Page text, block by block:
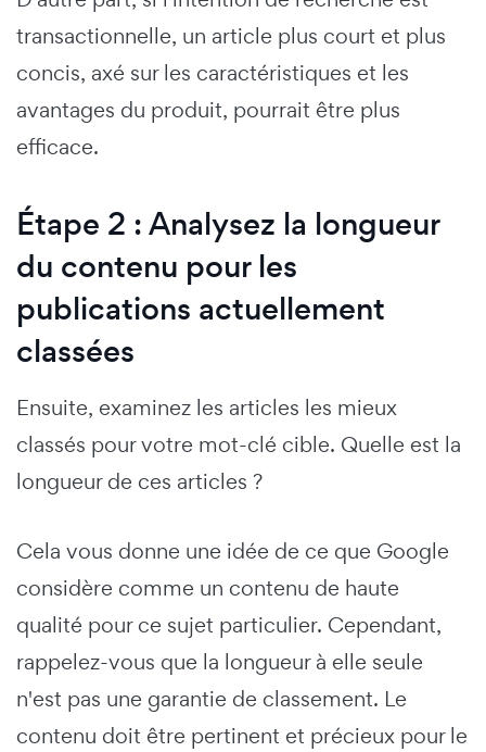
transactionnelle, un article plus court et plus
concis, axé sur les caractéristiques et les
avantages du produit, pourrait être plus
efficace.
Étape 2 : Analysez la longueur
du contenu pour les
publications actuellement
classées
Ensuite, examinez les articles les mieux
classés pour votre mot-clé cible. Quelle est la
longueur de ces articles ?
Cela vous donne une idée de ce que Google
considère comme un contenu de haute
qualité pour ce sujet particulier. Cependant,
rappelez-vous que la longueur à elle seule
n'est pas une garantie de classement. Le
contenu doit être pertinent et précieux pour le